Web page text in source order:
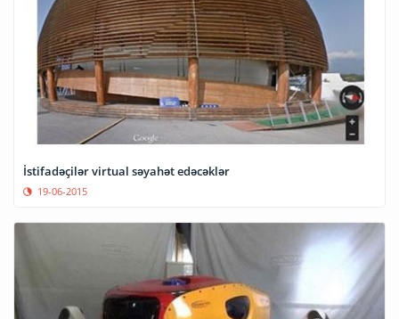
İstifadəçilər virtual səyahət edəcəklər
19-06-2015